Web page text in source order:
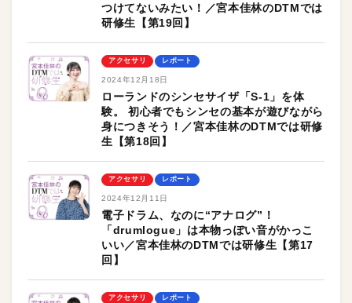
つけてないみたい！／宮本佳林のDTMでは
研修生【第19回】
アクセサリ レポート
2024年12月18日
ローランドのシンセサイザ「S-1」を体
験。 初心者でもシンセの基本が遊びながら
身につきそう！／宮本佳林のDTMでは研修
生【第18回】
アクセサリ レポート
2024年12月11日
電子ドラム、なのに“アナログ”！
「drumlogue」は本物っぽい音がかっこ
いい／宮本佳林のDTMでは研修生【第17
回】
アクセサリ レポート